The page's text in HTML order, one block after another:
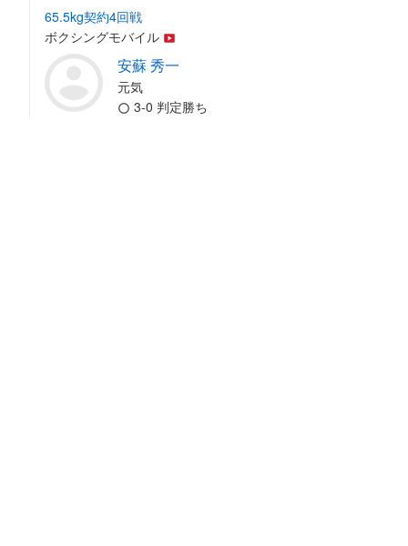
65.5kg契約4回戦
ボクシングモバイル
安蘇 秀一
元気
3-0 判定勝ち